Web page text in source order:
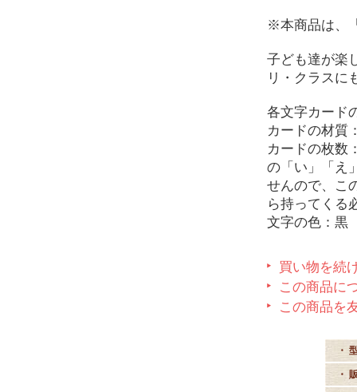
※本商品は、
子ども達が楽
リ・クラスに
各文字カード
カードの材質
カードの枚数
の「い」「え
せんので、こ
ら持ってくる
文字の色：黒
買い物を続
この商品に
この商品を
・
・